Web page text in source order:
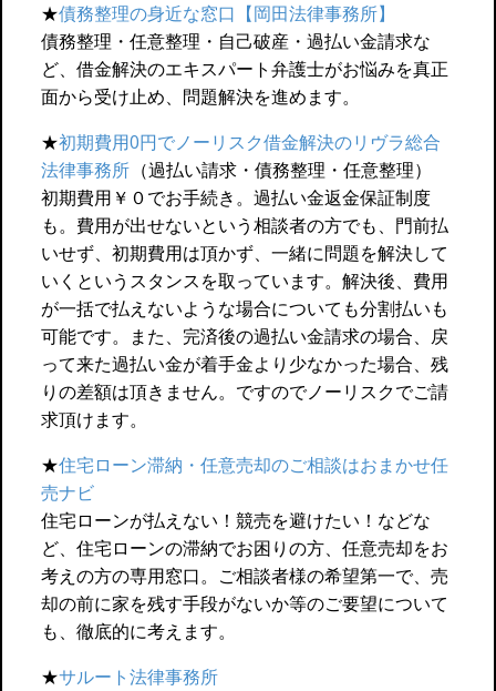
★債務整理の身近な窓口【岡田法律事務所】
債務整理・任意整理・自己破産・過払い金請求な
ど、借金解決のエキスパート弁護士がお悩みを真正
面から受け止め、問題解決を進めます。
★初期費用0円でノーリスク借金解決のリヴラ総合
法律事務所 （過払い請求・債務整理・任意整理）
初期費用￥０でお手続き。過払い金返金保証制度
も。費用が出せないという相談者の方でも、門前払
いせず、初期費用は頂かず、一緒に問題を解決して
いくというスタンスを取っています。解決後、費用
が一括で払えないような場合についても分割払いも
可能です。また、完済後の過払い金請求の場合、戻
って来た過払い金が着手金より少なかった場合、残
りの差額は頂きません。ですのでノーリスクでご請
求頂けます。
★住宅ローン滞納・任意売却のご相談はおまかせ任
売ナビ
住宅ローンが払えない！競売を避けたい！などな
ど、住宅ローンの滞納でお困りの方、任意売却をお
考えの方の専用窓口。ご相談者様の希望第一で、売
却の前に家を残す手段がないか等のご要望について
も、徹底的に考えます。
★サルート法律事務所